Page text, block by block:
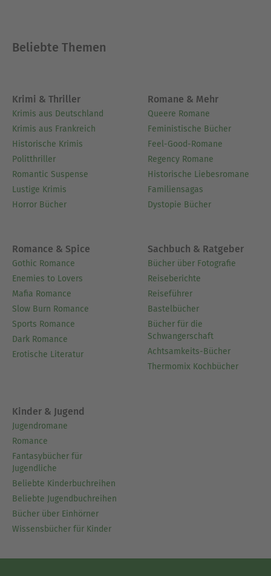
Beliebte Themen
Krimi & Thriller
Krimis aus Deutschland
Krimis aus Frankreich
Historische Krimis
Politthriller
Romantic Suspense
Lustige Krimis
Horror Bücher
Romane & Mehr
Queere Romane
Feministische Bücher
Feel-Good-Romane
Regency Romane
Historische Liebesromane
Familiensagas
Dystopie Bücher
Romance & Spice
Gothic Romance
Enemies to Lovers
Mafia Romance
Slow Burn Romance
Sports Romance
Dark Romance
Erotische Literatur
Sachbuch & Ratgeber
Bücher über Fotografie
Reiseberichte
Reiseführer
Bastelbücher
Bücher für die
Schwangerschaft
Achtsamkeits-Bücher
Thermomix Kochbücher
Kinder & Jugend
Jugendromane
Romance
Fantasybücher für
Jugendliche
Beliebte Kinderbuchreihen
Beliebte Jugendbuchreihen
Bücher über Einhörner
Wissensbücher für Kinder